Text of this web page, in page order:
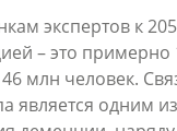
экспертов к
– это примерно
млн человек.
является одним